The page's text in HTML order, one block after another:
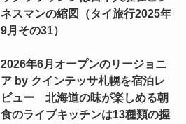
ネスマンの縮図（タイ旅行2025年
9月その31）
2026年6月オープンのリージョニ
ア by クインテッサ札幌を宿泊レ
ビュー 北海道の味が楽しめる朝
食のライブキッチンは13種類の握